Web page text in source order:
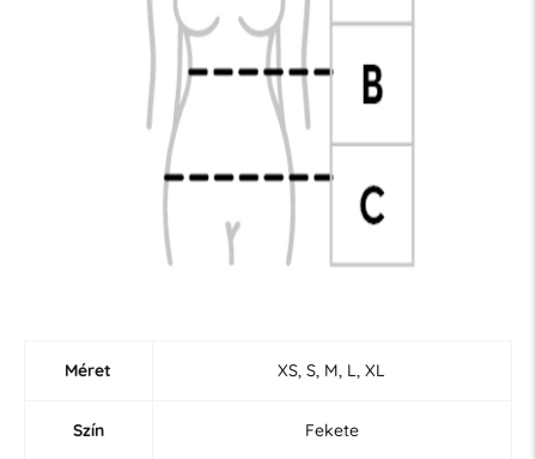
Méret XS, S, M, L, XL
Szín Fekete